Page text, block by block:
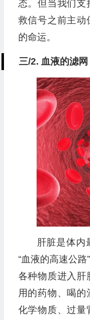
态。但当我们支
救信号之前主动
的命运。
三/2. 血液的滤网
肝脏是体内
“血液的高速公
各种物质进入肝
用的药物、喝的
化学物质、过量